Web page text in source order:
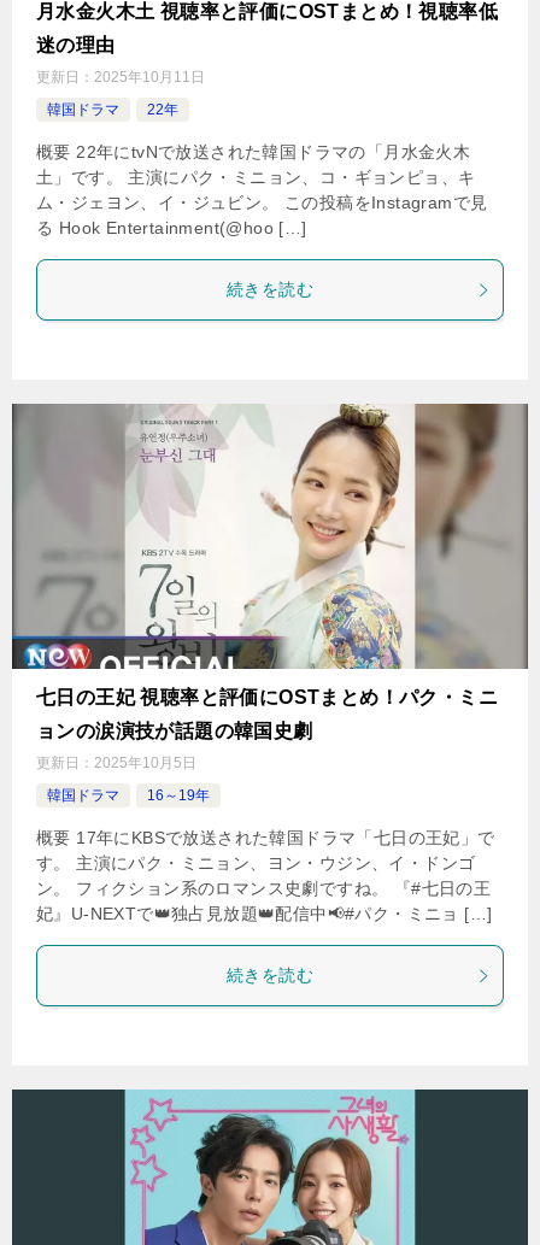
月水金火木土 視聴率と評価にOSTまとめ！視聴率低
迷の理由
更新日： 2025年10月11日
韓国ドラマ
22年
概要 22年にtvNで放送された韓国ドラマの「月水金火木
土」です。 主演にパク・ミニョン、コ・ギョンピョ、キ
ム・ジェヨン、イ・ジュビン。 この投稿をInstagramで見
る Hook Entertainment(@hoo […]
続きを読む
七日の王妃 視聴率と評価にOSTまとめ！パク・ミニ
ョンの涙演技が話題の韓国史劇
更新日： 2025年10月5日
韓国ドラマ
16～19年
概要 17年にKBSで放送された韓国ドラマ「七日の王妃」で
す。 主演にパク・ミニョン、ヨン・ウジン、イ・ドンゴ
ン。 フィクション系のロマンス史劇ですね。 『#七日の王
妃』U-NEXTで👑独占見放題👑配信中📢#パク・ミニョ […]
続きを読む